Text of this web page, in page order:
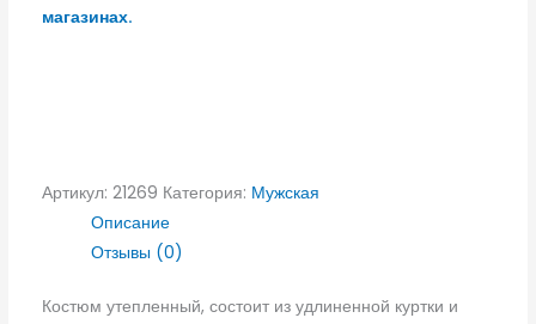
магазинах.
Артикул: 21269 Категория: Мужская
Описание
Отзывы (0)
Костюм утепленный, состоит из удлиненной куртки и